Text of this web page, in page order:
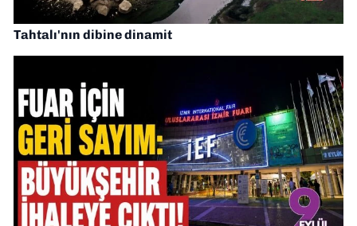
Tahtalı'nın dibine dinamit